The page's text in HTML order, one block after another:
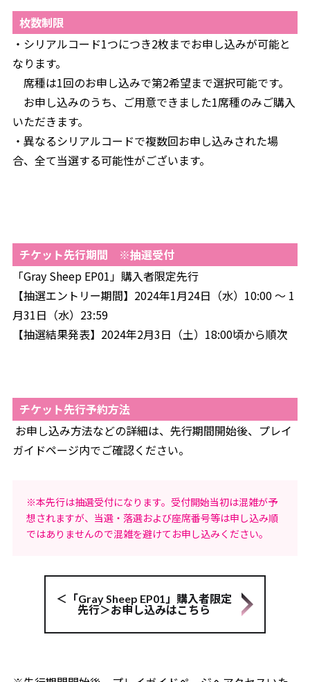
枚数制限
・シリアルコード1つにつき2枚までお申し込みが可能と
なります。
席種は1回のお申し込みで第2希望まで選択可能です。
お申し込みのうち、ご用意できました1席種のみご購入
いただきます。
・異なるシリアルコードで複数回お申し込みされた場
合、全て当選する可能性がございます。
チケット先行期間 ※抽選受付
「Gray Sheep EP01」購入者限定先行
【抽選エントリー期間】2024年1月24日（水）10:00 ～ 1
月31日（水）23:59
【抽選結果発表】2024年2月3日（土）18:00頃から順次
チケット先行予約方法
お申し込み方法などの詳細は、先行期間開始後、プレイ
ガイドページ内でご確認ください。
※本先行は抽選受付になります。受付開始当初は混雑が予
想されますが、当選・落選および座席番号等は申し込み順
ではありませんので混雑を避けてお申し込みください。
＜「Gray Sheep EP01」購入者限定
先行＞お申し込みはこちら